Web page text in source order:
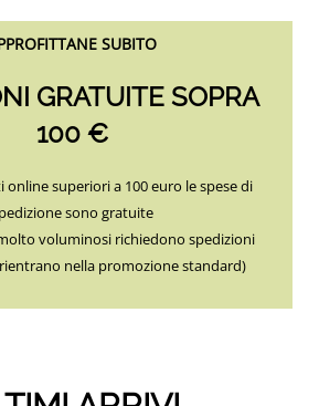
SUBITO
GRATUITE SOPRA
100 €
online superiori a 100 euro le spese di
sono gratuite
voluminosi richiedono spedizioni
nella promozione standard)